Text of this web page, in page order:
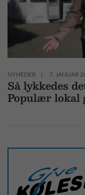
NYHEDER 7. JANUAR
Så lykkedes
Populær lokal